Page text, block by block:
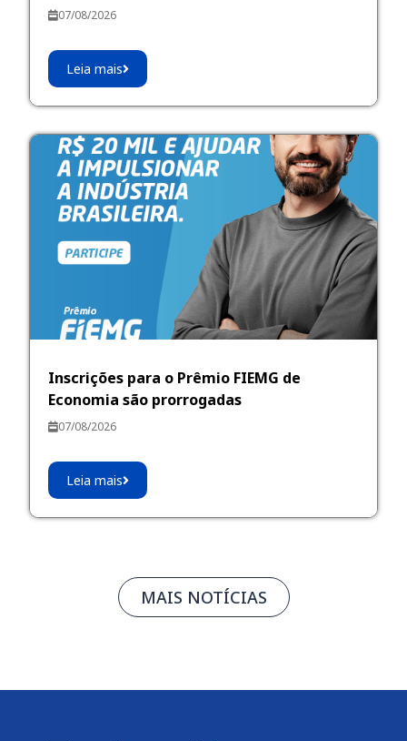
07/08/2026
Leia mais
Inscrições para o Prêmio FIEMG de
Economia são prorrogadas
07/08/2026
Leia mais
MAIS NOTÍCIAS